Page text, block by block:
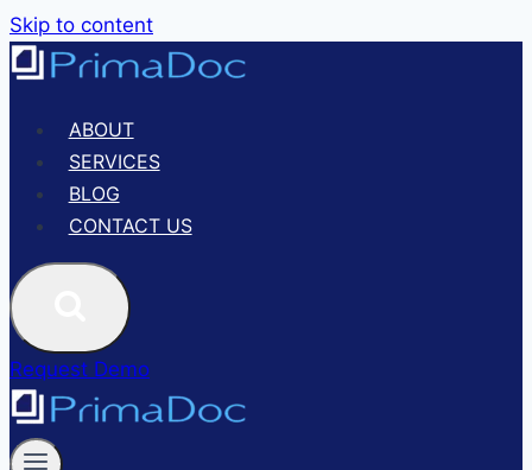
Skip to content
ABOUT
SERVICES
BLOG
CONTACT US
Request Demo